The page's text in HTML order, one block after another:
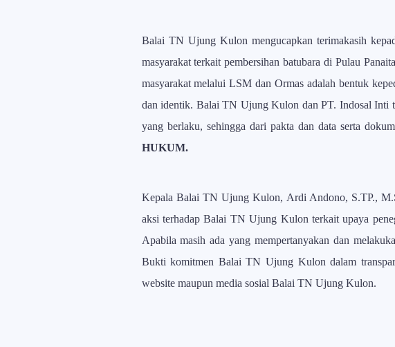
Balai TN Ujung Kulon mengucapkan terimakasih
masyarakat terkait pembersihan batubara di Pulau
masyarakat melalui LSM dan Ormas adalah bentuk
dan identik. Balai TN Ujung Kulon dan PT. Indosal Inti
yang berlaku, sehingga dari pakta dan data serta
HUKUM.
Kepala Balai TN Ujung Kulon, Ardi Andono, S.TP.,
aksi terhadap Balai TN Ujung Kulon terkait upaya
Apabila masih ada yang mempertanyakan dan
Bukti komitmen Balai TN Ujung Kulon dalam
website maupun media sosial Balai TN Ujung Kulon.